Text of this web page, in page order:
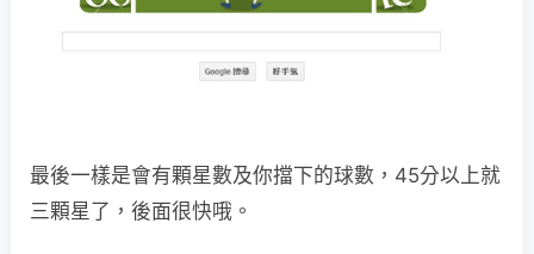
最後一樣是會有顆星數及你擋下的球數，45分以上就
三顆星了，後面很快哦。